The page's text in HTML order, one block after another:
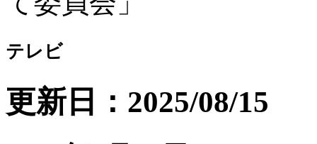
テレビ
更新日：2025/08/15